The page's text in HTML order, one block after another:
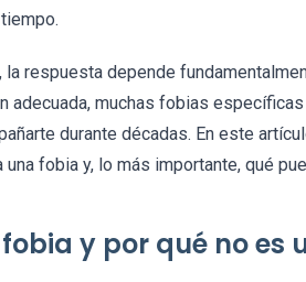
respuesta depende
adecuada, muchas fobias
durante décadas. En este
fobia y, lo más importante, qué
y por qué no es